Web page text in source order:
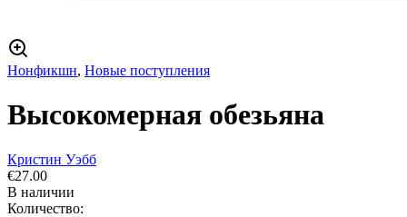
Нонфикшн, Новые поступления
Высокомерная обезьяна
Кристин Уэбб
€27.00
В наличии
Количество: